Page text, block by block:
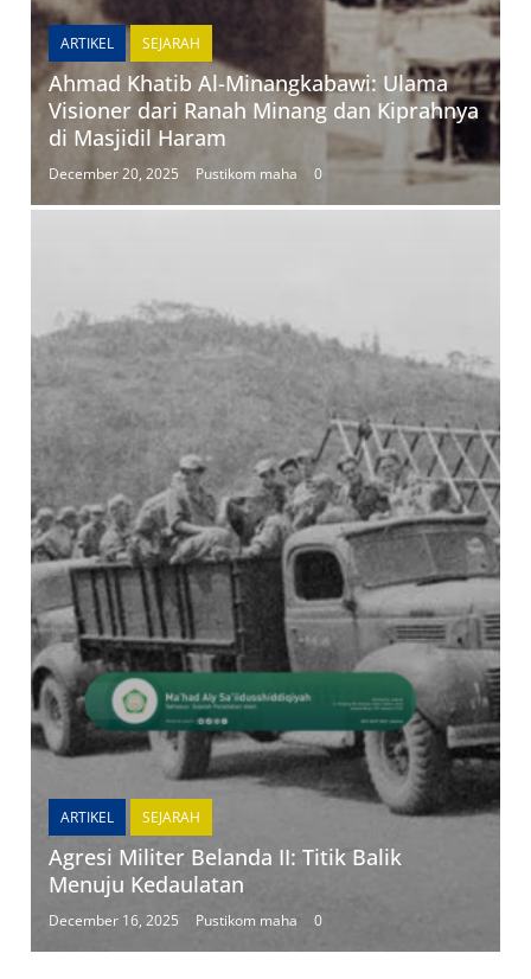
ARTIKEL SEJARAH
Ahmad Khatib Al-Minangkabawi: Ulama
Visioner dari Ranah Minang dan Kiprahnya
di Masjidil Haram
December 20, 2025 Pustikom maha 0
ARTIKEL SEJARAH
Agresi Militer Belanda II: Titik Balik
Menuju Kedaulatan
December 16, 2025 Pustikom maha 0